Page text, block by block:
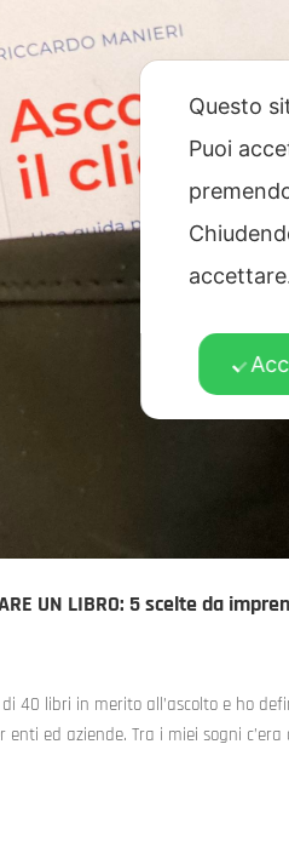
UN LIBRO: 5 scelte da
40 libri in merito all’ascolto e ho
ed aziende. Tra i miei sogni c’era
Questo
Puoi